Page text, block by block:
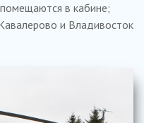
в кабине;
и Владивосток